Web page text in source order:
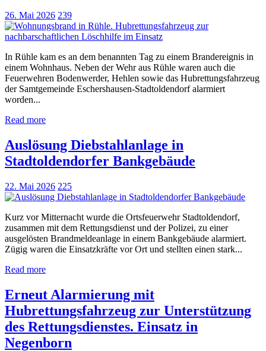
26. Mai 2026 239
In Rühle kam es an dem benannten Tag zu einem Brandereignis in
einem Wohnhaus. Neben der Wehr aus Rühle waren auch die
Feuerwehren Bodenwerder, Hehlen sowie das Hubrettungsfahrzeug
der Samtgemeinde Eschershausen-Stadtoldendorf alarmiert
worden...
Read more
Auslösung Diebstahlanlage in
Stadtoldendorfer Bankgebäude
22. Mai 2026 225
Kurz vor Mitternacht wurde die Ortsfeuerwehr Stadtoldendorf,
zusammen mit dem Rettungsdienst und der Polizei, zu einer
ausgelösten Brandmeldeanlage in einem Bankgebäude alarmiert.
Zügig waren die Einsatzkräfte vor Ort und stellten einen stark...
Read more
Erneut Alarmierung mit
Hubrettungsfahrzeug zur Unterstützung
des Rettungsdienstes. Einsatz in
Negenborn